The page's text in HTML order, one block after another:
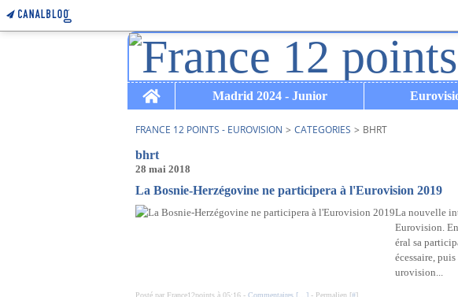
Home
Madrid 2024 - Junior
FRANCE 12 POINTS - EUROVISION > CATEGORIES > BHRT
bhrt
28 mai 2018
La Bosnie-Herzégovine ne participera à l'Eurovision 2019
La nouvelle
Eurovision.
éral sa
écessaire,
urovision...
Posté par France12points à 05:16 - Commentaires [ ] - Permalien [#]